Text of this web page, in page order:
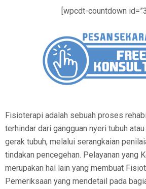
[wpcdt-countdown
Fisioterapi adalah sebuah proses
terhindar dari gangguan nyeri tubuh
gerak tubuh, melalui serangkaian
tindakan pencegehan. Pelayanan yang
merupakan hal lain yang membuat
Pemeriksaan yang mendetail pada